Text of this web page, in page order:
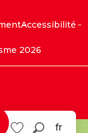
fr
Accessibilité
2026